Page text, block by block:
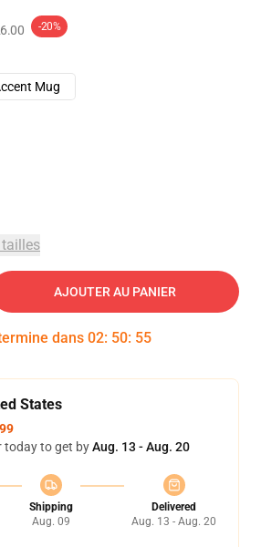
-20%
Mug
AJOUTER AU PANIER
dans 02: 50: 54
States
today to get byAug. 13 - Aug. 20
Shipping
Aug. 09
Delivered
Aug. 13 - Aug. 20